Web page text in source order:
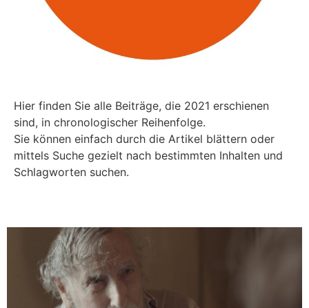
Hier finden Sie alle Beiträge, die 2021 erschienen
sind, in chronologischer Reihenfolge.
Sie können einfach durch die Artikel blättern oder
mittels Suche gezielt nach bestimmten Inhalten und
Schlagworten suchen.